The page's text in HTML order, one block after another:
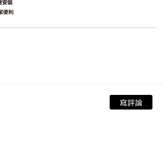
寫評論